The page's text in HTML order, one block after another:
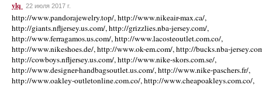
ylq 22 июля 2017 г.
http://www.pandorajewelry.top/, http://www.nikeair-max.ca/,
http://giants.nfljersey.us.com/, http://grizzlies.nba-jersey.com/,
http://www.ferragamos.us.com/, http://www.lacosteoutlet.com.co/,
http://www.nikeshoes.de/, http://www.ok-em.com/, http://bucks.nba-
http://cowboys.nfljersey.us.com/, http://www.nike-skors.com.se/,
http://www.designer-handbagsoutlet.us.com/, http://www.nike-paschers.fr/,
http://www.oakley-outletonline.com.co/, http://www.cheapoakleys.com.co/,